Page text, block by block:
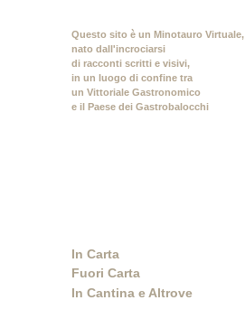
Questo sito è un Minotauro Virtuale,
nato dall'incrociarsi
di racconti scritti e visivi,
in un luogo di confine tra
un Vittoriale Gastronomico
e il Paese dei Gastrobalocchi
In Carta
Fuori Carta
In Cantina e Altrove